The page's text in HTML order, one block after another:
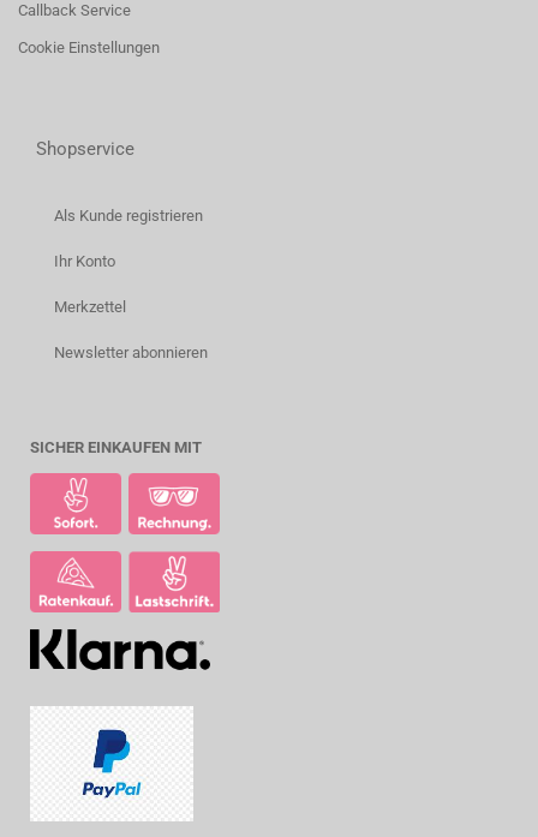
Callback Service
Cookie Einstellungen
Shopservice
Als Kunde registrieren
Ihr Konto
Merkzettel
Newsletter abonnieren
SICHER EINKAUFEN MIT